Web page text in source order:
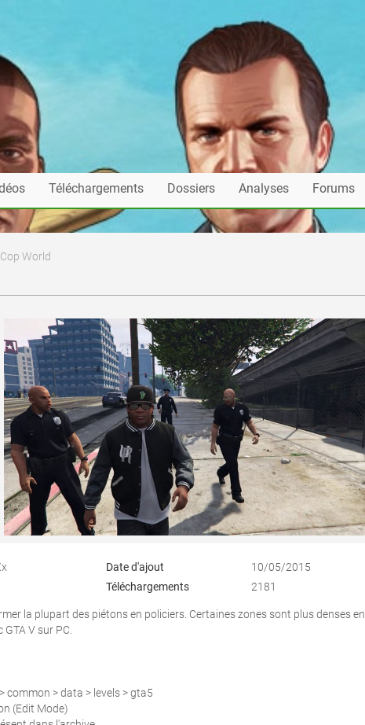
Téléchargements Dossiers Analyses Forums
World
Date d'ajout
10/05/2015
Téléchargements 2181
la plupart des piétons en policiers. Certaines zones sont plus denses en
V sur PC.
common > data > levels > gta5
(Edit Mode)